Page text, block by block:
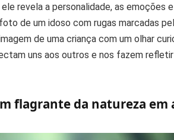
revela a personalidade, as emoções
de um idoso com rugas marcadas
de uma criança com um olhar
uns aos outros e nos fazem
flagrante da natureza em